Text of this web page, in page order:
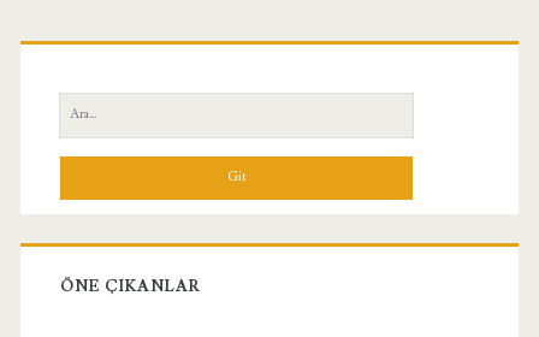
Birincil
Yan
Menü
Ara:
ÖNE ÇIKANLAR